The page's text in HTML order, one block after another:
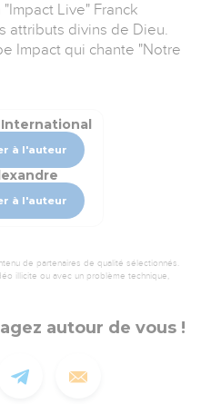
Live" Franck
attributs divins de Dieu.
Impact qui chante "Notre
International
à l'auteur
à l'auteur
de partenaires de qualité sélectionnés.
illicite ou avec un problème technique,
autour de vous !